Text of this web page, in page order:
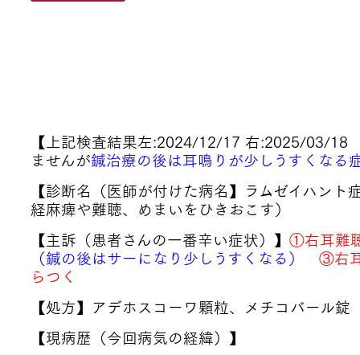
【上記検査結果左:2024/12/17 右:2025/03/
ませんが鍼治療の後は耳鳴りが少しうすくなる
【診断名（医師が付けた病名】ラムゼイハン
経麻痺や難聴、めまいをひきおこす）
【主訴（患者さんの一番辛い症状）】 ①右耳難
（鍼の後はサーになり少しうすくなる） ③右
らつく
【処方】アデホスコーワ顆粒、メチコバール錠
【現病歴（今回病気の経緯）】